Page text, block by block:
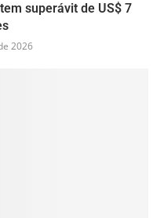
superávit de US$ 7
2026